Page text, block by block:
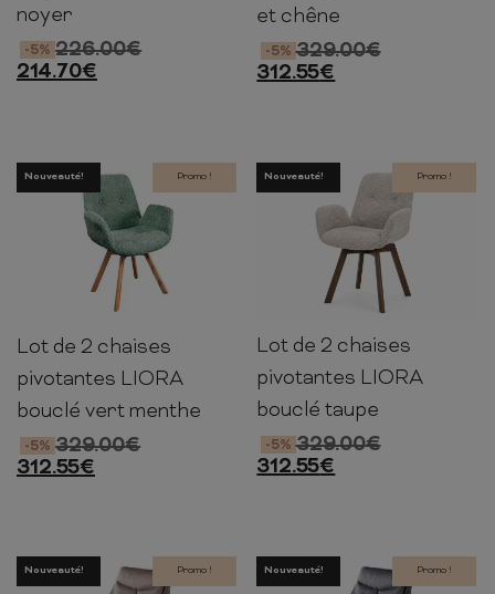
noyer
226.00€
-5%
214.70€
et chêne
329.00€
-5%
312.55€
Nouveauté! Promo !
85cm 61cm
Lot de 2 chaises
pivotantes LIORA
bouclé vert menthe
329.00€
-5%
312.55€
Nouveauté! Promo !
85cm 61cm
Lot de 2 chaises
pivotantes LIORA
bouclé taupe
329.00€
-5%
312.55€
Nouveauté! Promo ! Nouveauté! Promo !